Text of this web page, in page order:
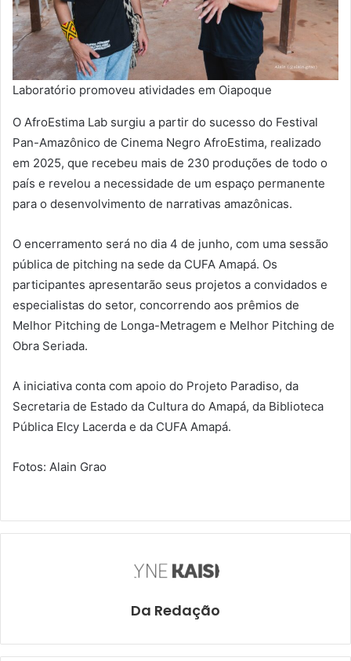
Laboratório promoveu atividades em Oiapoque
O AfroEstima Lab surgiu a partir do sucesso do Festival
Pan-Amazônico de Cinema Negro AfroEstima, realizado
em 2025, que recebeu mais de 230 produções de todo o
país e revelou a necessidade de um espaço permanente
para o desenvolvimento de narrativas amazônicas.
O encerramento será no dia 4 de junho, com uma sessão
pública de pitching na sede da CUFA Amapá. Os
participantes apresentarão seus projetos a convidados e
especialistas do setor, concorrendo aos prêmios de
Melhor Pitching de Longa-Metragem e Melhor Pitching de
Obra Seriada.
A iniciativa conta com apoio do Projeto Paradiso, da
Secretaria de Estado da Cultura do Amapá, da Biblioteca
Pública Elcy Lacerda e da CUFA Amapá.
Fotos: Alain Grao
Da Redação